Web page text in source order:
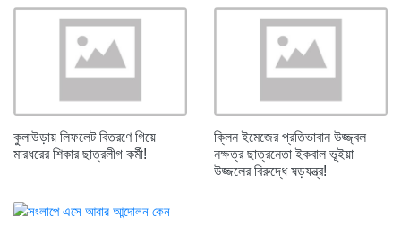
কুলাউড়ায় লিফলেট বিতরণে গিয়ে
মারধরের শিকার ছাত্রলীগ কর্মী!
ক্লিন ইমেজের প্রতিভাবান উজ্জ্বল
নক্ষত্র ছাত্রনেতা ইকবাল ভূইয়া
উজ্জলের বিরুদ্ধে ষড়যন্ত্র!